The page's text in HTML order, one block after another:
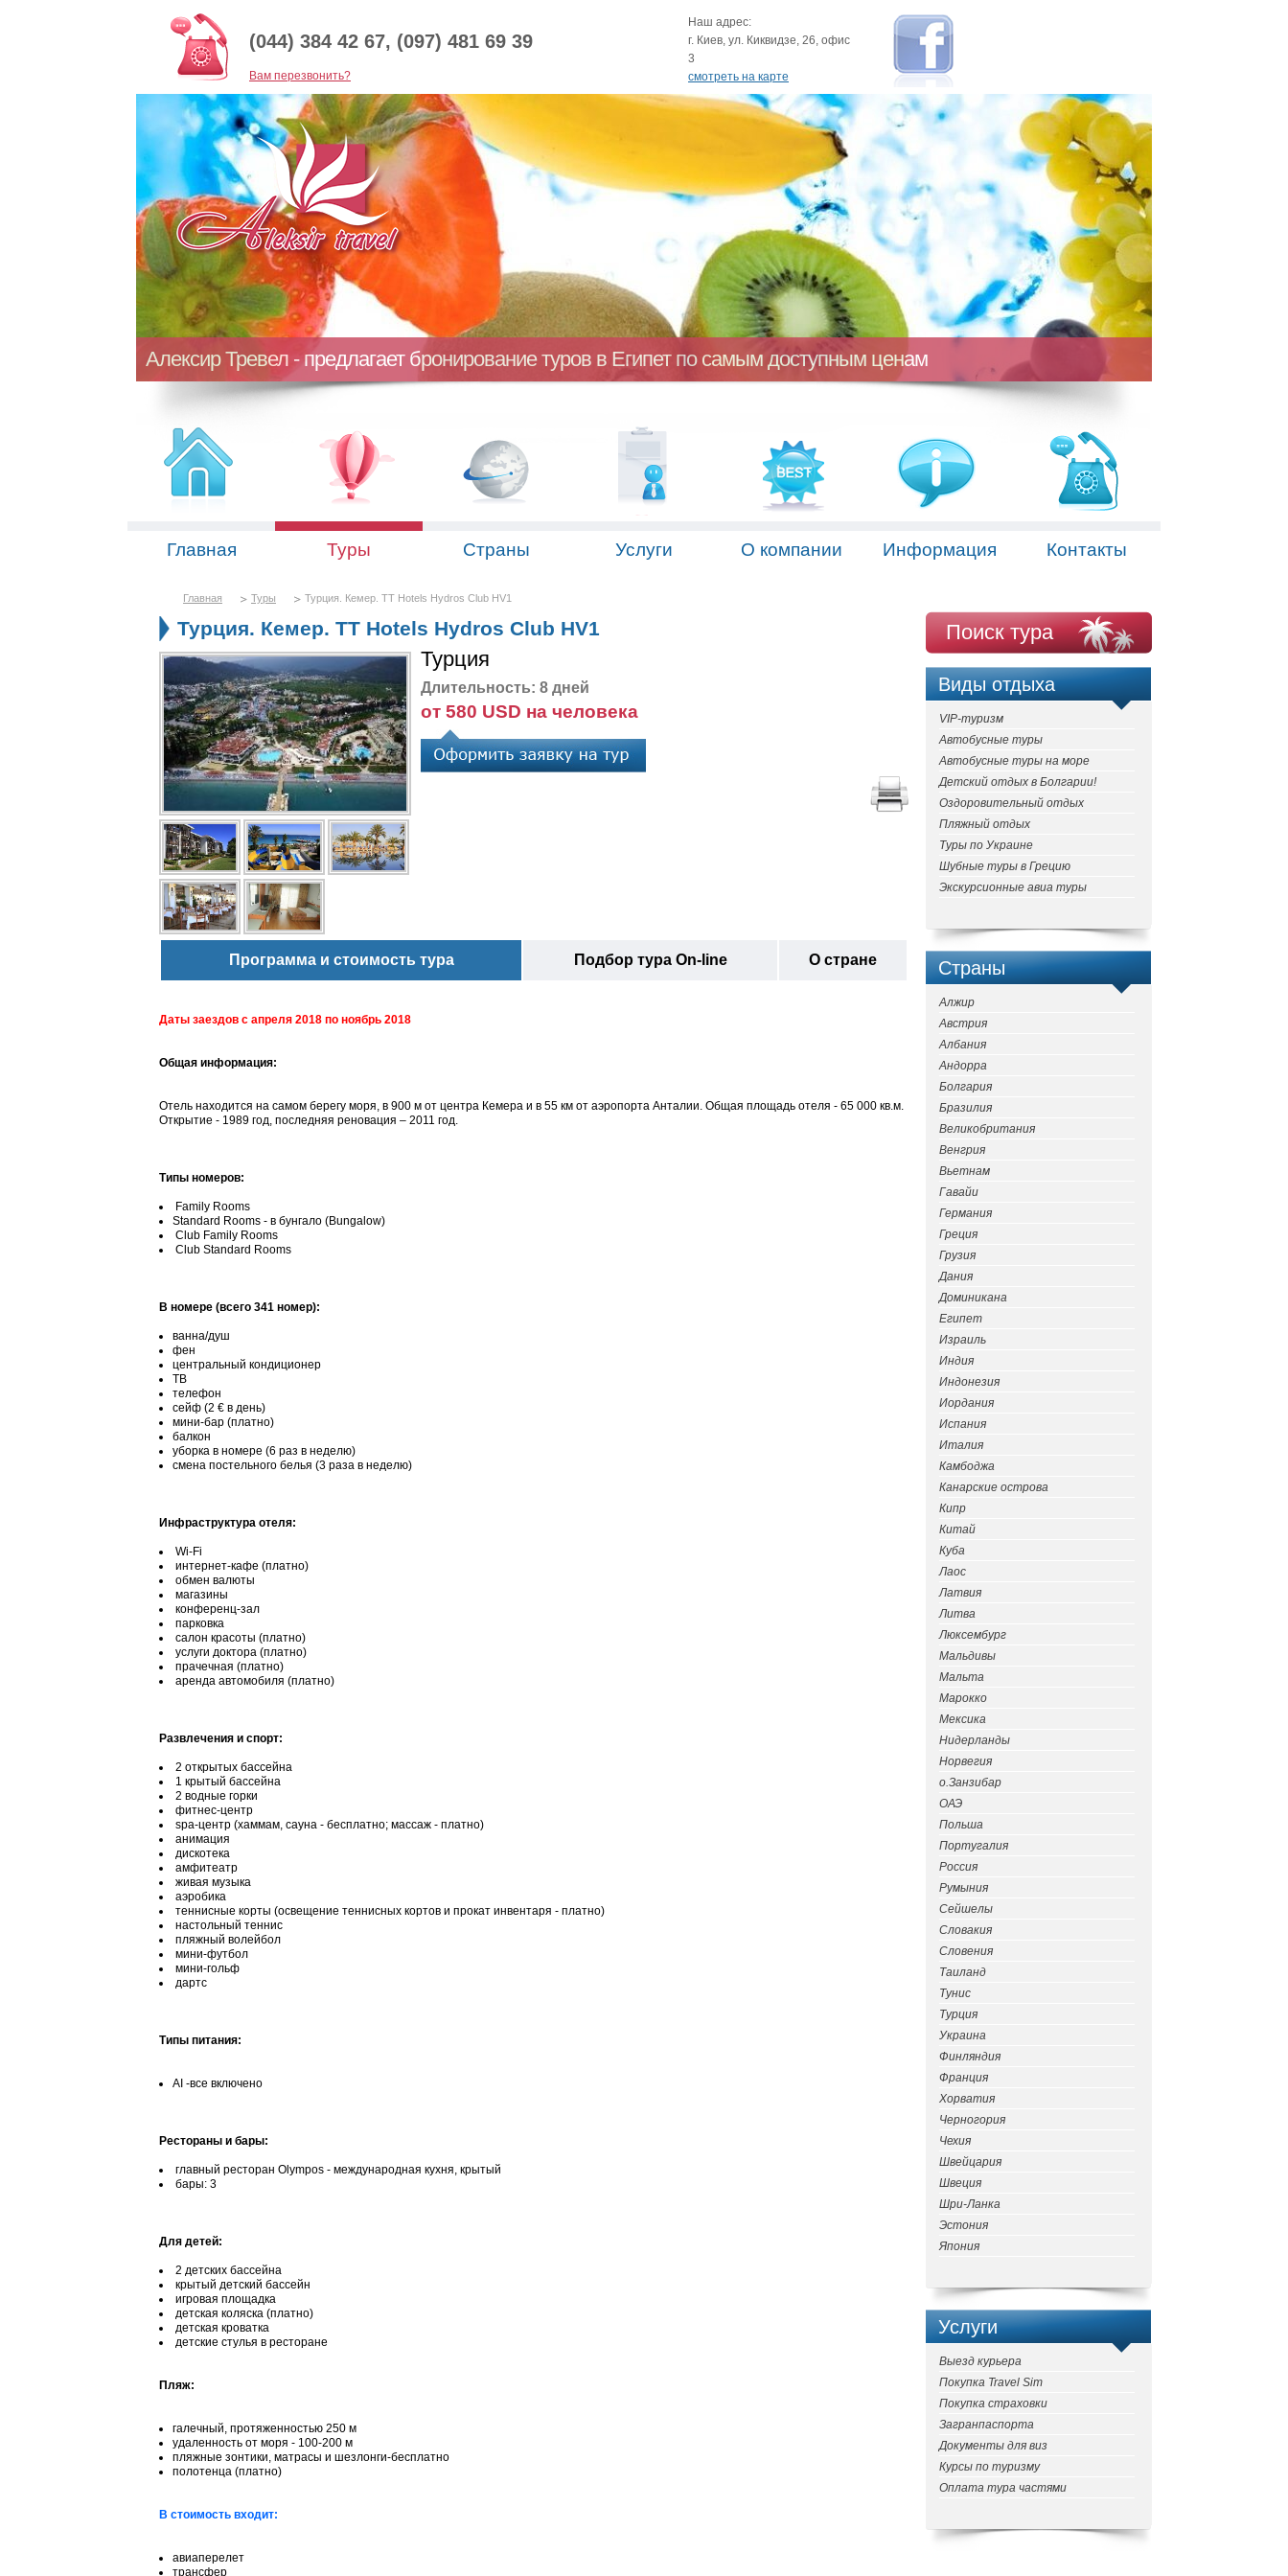
(044) 384 42 67, (097) 481 69 39
Baм перезвонить?
Наш адрес:
г. Киев, ул. Киквидзе, 26, офис
3
смотреть на карте
Алексир Тревел - предлагает бронирование туров в Египет по самым доступным ценам
Главная Туры Страны Услуги О компании Информация Контакты
Главная Туры Турция. Кемер. TT Hotels Hydros Club HV1
Турция. Кемер. TT Hotels Hydros Club HV1
Турция
Длительность: 8 дней
от 580 USD на человека
Программа и стоимость тура Подбор тура On-line О стране
Даты заездов с апреля 2018 по ноябрь 2018
Общая информация:
Отель находится на самом берегу моря, в 900 м от центра Кемера и в 55 км от аэропорта Анталии. Общая площадь отеля - 65 000 кв.м.
Открытие - 1989 год, последняя реновация – 2011 год.
Типы номеров:
Family Rooms
Standard Rooms - в бунгало (Bungalow)
Club Family Rooms
Club Standard Rooms
В номере (всего 341 номер):
ванна/душ
фен
центральный кондиционер
ТВ
телефон
сейф (2 € в день)
мини-бар (платно)
балкон
уборка в номере (6 раз в неделю)
смена постельного белья (3 раза в неделю)
Инфраструктура отеля:
Wi-Fi
интернет-кафе (платно)
обмен валюты
магазины
конференц-зал
парковка
салон красоты (платно)
услуги доктора (платно)
прачечная (платно)
аренда автомобиля (платно)
Развлечения и спорт:
2 открытых бассейна
1 крытый бассейна
2 водные горки
фитнес-центр
spa-центр (хаммам, сауна - бесплатно; массаж - платно)
анимация
дискотека
амфитеатр
живая музыка
аэробика
теннисные корты (освещение теннисных кортов и прокат инвентаря - платно)
настольный теннис
пляжный волейбол
мини-футбол
мини-гольф
дартс
Типы питания:
AI -все включено
Рестораны и бары:
главный ресторан Olympos - международная кухня, крытый
бары: 3
Для детей:
2 детских бассейна
крытый детский бассейн
игровая площадка
детская коляска (платно)
детская кроватка
детские стулья в ресторане
Пляж:
галечный, протяженностью 250 м
удаленность от моря - 100-200 м
пляжные зонтики, матрасы и шезлонги-бесплатно
полотенца (платно)
В стоимость входит:
авиаперелет
трансфер
Поиск тура
Виды отдыха
VIP-туризм
Автобусные туры
Автобусные туры на море
Детский отдых в Болгарии!
Оздоровительный отдых
Пляжный отдых
Туры по Украине
Шубные туры в Грецию
Экскурсионные авиа туры
Страны
Алжир
Австрия
Албания
Андорра
Болгария
Бразилия
Великобритания
Венгрия
Вьетнам
Гавайи
Германия
Греция
Грузия
Дания
Доминикана
Египет
Израиль
Индия
Индонезия
Иордания
Испания
Италия
Камбоджа
Канарские острова
Кипр
Китай
Куба
Лаос
Латвия
Литва
Люксембург
Мальдивы
Мальта
Марокко
Мексика
Нидерланды
Норвегия
о.Занзибар
ОАЭ
Польша
Португалия
Россия
Румыния
Сейшелы
Словакия
Словения
Таиланд
Тунис
Турция
Украина
Финляндия
Франция
Хорватия
Черногория
Чехия
Швейцария
Швеция
Шри-Ланка
Эстония
Япония
Услуги
Выезд курьера
Покупка Travel Sim
Покупка страховки
Загранпаспорта
Документы для виз
Курсы по туризму
Оплата тура частями